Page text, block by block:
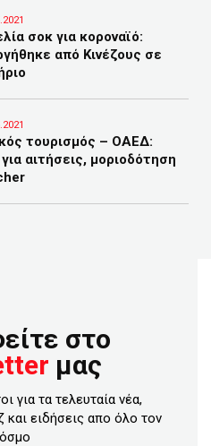
σοκ για κοροναϊό:
από Κινέζους σε
τουρισμός – ΟΑΕΔ:
αιτήσεις, μοριοδότηση
στο
μας
για τα τελευταία νέα,
και ειδήσεις απο όλο τον